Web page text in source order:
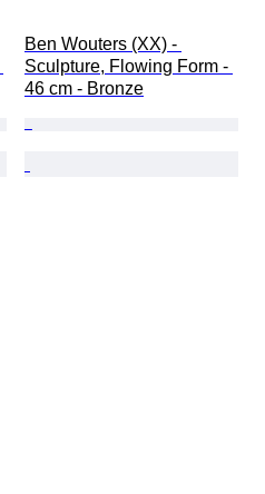
Ben Wouters (XX) -
Sculpture, Flowing Form -
46 cm - Bronze